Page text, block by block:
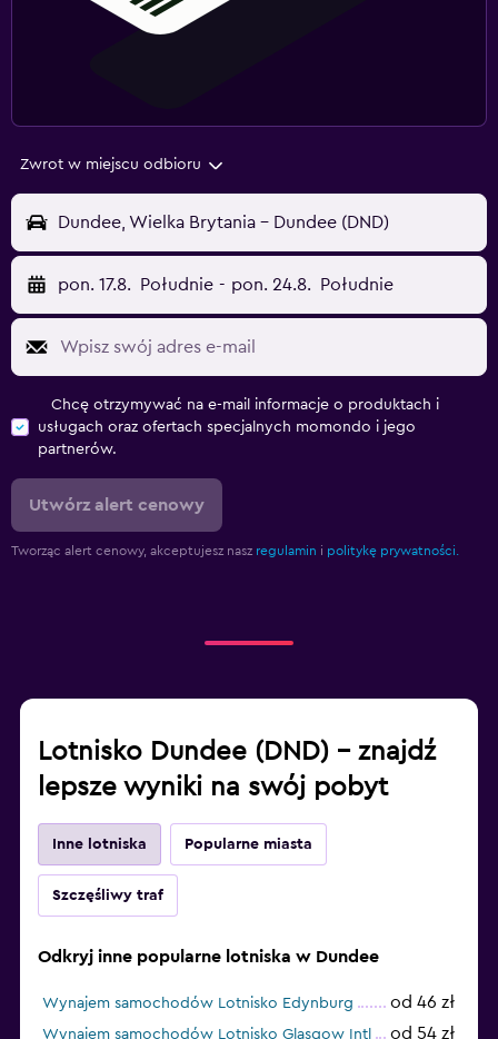
Zwrot w miejscu odbioru
Dundee, Wielka Brytania - Dundee (DND)
pon. 17.8. Południe - pon. 24.8. Południe
Chcę otrzymywać na e-mail informacje o produktach i
usługach oraz ofertach specjalnych momondo i jego
partnerów.
Utwórz alert cenowy
Tworząc alert cenowy, akceptujesz nasz regulamin i politykę prywatności.
Lotnisko Dundee (DND) – znajdź
lepsze wyniki na swój pobyt
Inne lotniska Popularne miasta
Szczęśliwy traf
Odkryj inne popularne lotniska w Dundee
Wynajem samochodów Lotnisko Edynburg od 46 zł
Wynajem samochodów Lotnisko Glasgow Intl od 54 zł